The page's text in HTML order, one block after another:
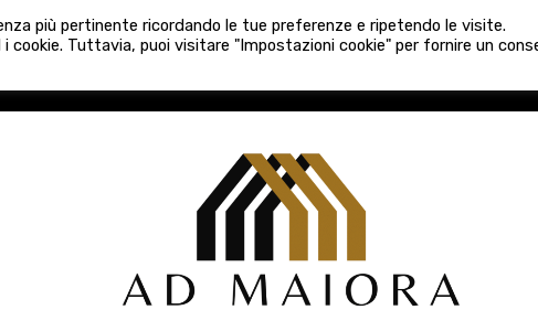
NUOVE COSTRUZIONI VENDITA LOCAZIONI ATTIVITÀ
080 3759025
più pertinente ricordando le tue preferenze e ripetendo le visite.
Tuttavia, puoi visitare "Impostazioni cookie" per fornire un